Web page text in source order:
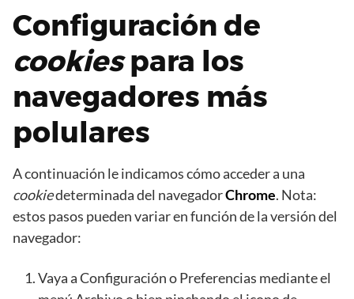
Configuración de
cookiespara los
navegadores más
polulares
A continuación le indicamos cómo acceder a una
cookiedeterminada del navegadorChrome. Nota:
estos pasos pueden variar en función de la versión del
navegador:
Vaya a Configuración o Preferencias mediante el